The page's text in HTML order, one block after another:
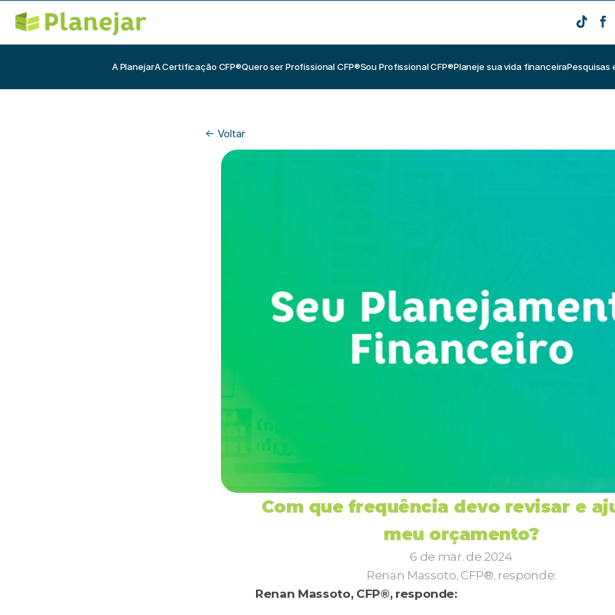
A PlanejarA Certificação CFP®Quero ser Profissional CFP®Sou Profissional CFP®Planeje sua vida financeiraPesquisas
<- Voltar
Com que frequência devo revisar e
meu orçamento?
6 de mar. de 2024
Renan Massoto, CFP®, responde:
Renan Massoto, CFP®, responde: